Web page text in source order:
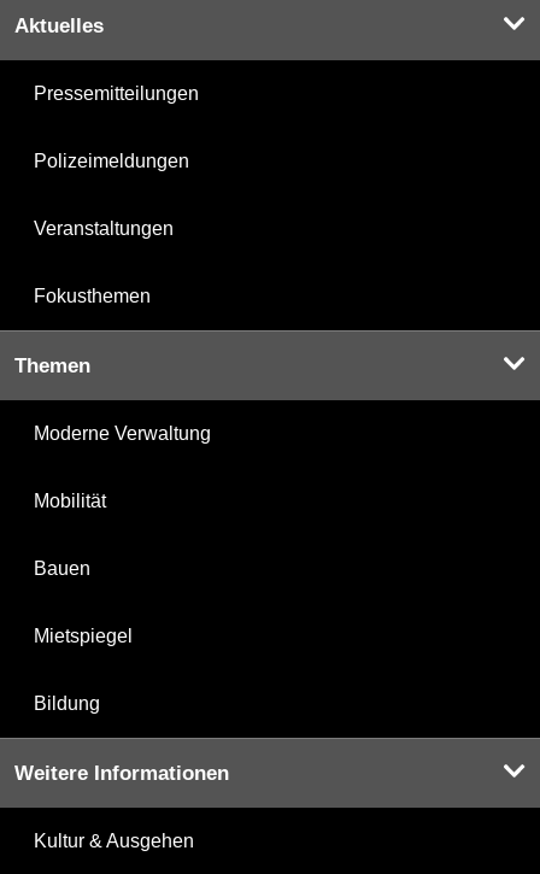
Aktuelles
Pressemitteilungen
Polizeimeldungen
Veranstaltungen
Fokusthemen
Themen
Moderne Verwaltung
Mobilität
Bauen
Mietspiegel
Bildung
Weitere Informationen
Kultur & Ausgehen